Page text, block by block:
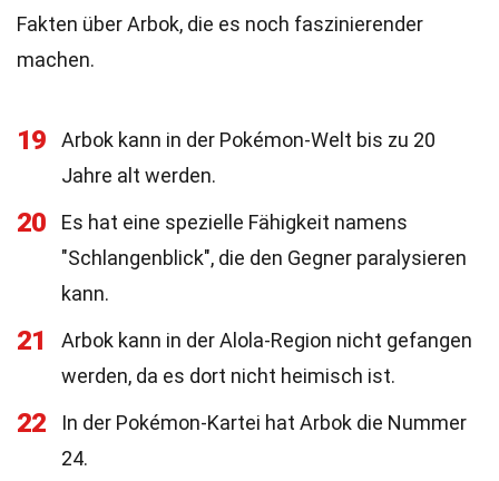
Fakten über Arbok, die es noch faszinierender
machen.
19
Arbok kann in der Pokémon-Welt bis zu 20
Jahre alt werden.
20
Es hat eine spezielle Fähigkeit namens
"Schlangenblick", die den Gegner paralysieren
kann.
21
Arbok kann in der Alola-Region nicht gefangen
werden, da es dort nicht heimisch ist.
22
In der Pokémon-Kartei hat Arbok die Nummer
24.